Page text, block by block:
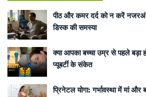
पीठ और कमर दर्द को न करें
डिस्क की समस्या
क्या आपका बच्चा उम्र से पहले बड़ा
प्यूबर्टी के संकेत
प्रिनेटल योगा: गर्भावस्था में मां और